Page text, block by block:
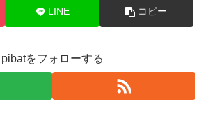
LINE コピー
pibatをフォローする